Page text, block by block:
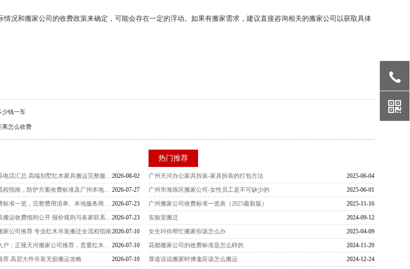
情况和搬家公司的收费政策来确定，可能会存在一定的浮动。如果有搬家需求，建议直接咨询相关的搬家公司以获取具体
少钱一车
离怎么收费
2026-08-02
广州天河区本地正规搬家公司联系电话汇总 高端别墅红木家具搬运完整服务流程规范专业实测详解
2026-07-27
天河区搬家公司红木家具搬运全流程指南，防护方案收费标准及广州本地正规搬家企业推荐
2026-07-23
广州天河区搬家公司步梯搬运收费标准一览，完整费用清单、本地服务商电话及计费说明
2026-07-23
广州天河区靠谱搬家公司红木家具搬运收费细则公开 报价规则与各家联系号码一览
2026-07-10
家公司推荐 专业红木吊装搬迁全流程指南
2026-07-10
广州天河红木沙发桌椅全屋搬运入户：正规天河搬家公司推荐，贵重红木无损搬迁
2026-07-10
荐 高层大件吊装无损搬运攻略
热门推荐
2025-06-04
广州天河办公家具拆装-家具拆装的打包方法
2025-06-01
广州市海珠区搬家公司-女性员工是不可缺少的
2025-11-16
广州搬家公司收费标准一览表（2025最新版）
2024-09-12
实验室搬迁
2025-04-09
女生叫你帮忙搬家你该怎么办
2024-11-20
花都搬家公司的收费标准是怎么样的
2024-12-24
厚道说说搬家时佛龛应该怎么搬运